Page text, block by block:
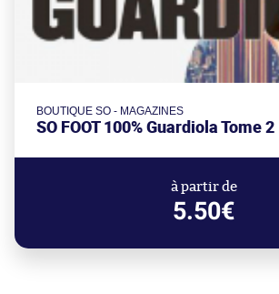
BOUTIQUE SO - MAGAZINES
SO FOOT 100% Guardiola Tome 2
à partir de
5.50€